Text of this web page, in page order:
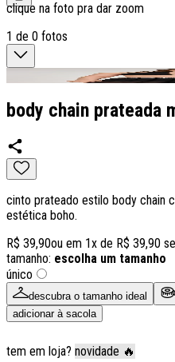
clique na foto pra dar zoom
1 de 0 fotos
body chain prateada
cinto prateado estilo body chain
estética boho.
R$ 39,90ou em 1x de R$ 39,90
tamanho: escolha um tamanho
único
descubra o tamanho ideal
adicionar à sacola
tem em loja? novidade 🔥